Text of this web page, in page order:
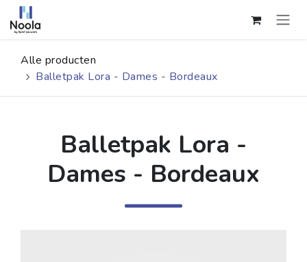
Overslaan naar inhoud
Alle producten
Balletpak Lora - Dames - Bordeaux
Balletpak Lora -
Dames - Bordeaux